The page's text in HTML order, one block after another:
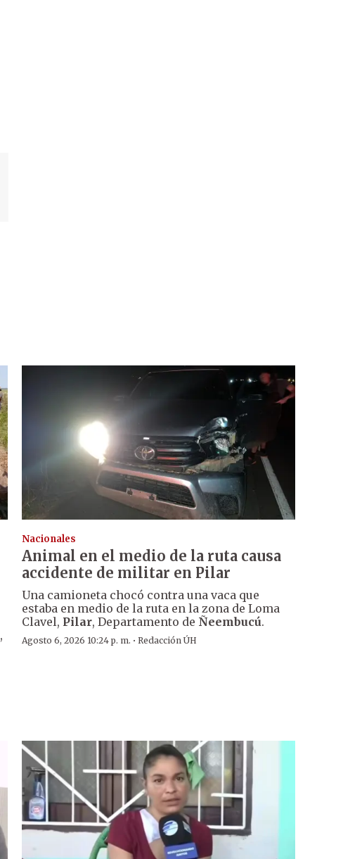
,
Nacionales
Animal en el medio de la ruta causa
accidente de militar en Pilar
Una camioneta chocó contra una vaca que
estaba en medio de la ruta en la zona de Loma
Clavel, Pilar, Departamento de Ñeembucú.
Agosto 6, 2026 10:24 p. m. · Redacción ÚH